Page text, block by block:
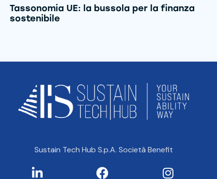
Tassonomia UE: la bussola per la finanza
sostenibile
Sustain Tech Hub S.p.A. Società Benefit